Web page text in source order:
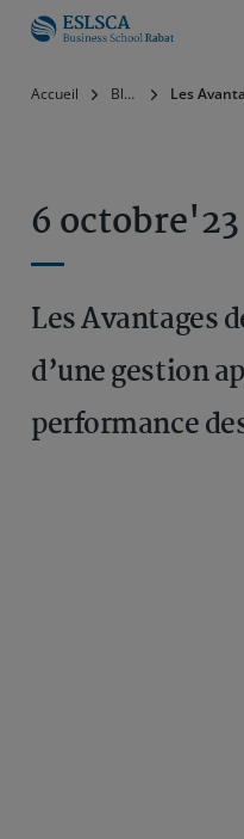
Accueil Blog Les
6 octobre'23
Les Avantages
d’une gestion
performance